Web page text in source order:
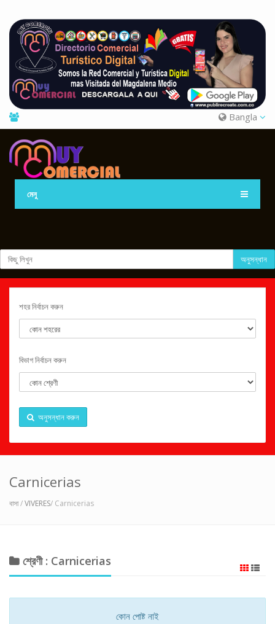
Bangla
মেনু
অনুসন্ধান
শহর নির্বাচন করুন
বিভাগ নির্বাচন করুন
অনুসন্ধান করুন
Carnicerias
বাসা/VIVERES/ Carnicerias
শ্রেণী : Carnicerias
কোন পোষ্ট নাই